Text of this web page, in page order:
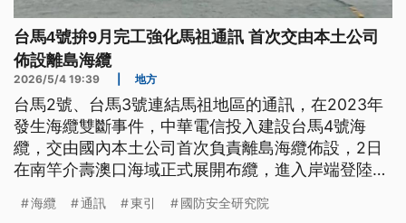
台馬4號拚9月完工強化馬祖通訊 首次交由本土公司
佈設離島海纜
2026/5/4 19:39 地方
台馬2號、台馬3號連結馬祖地區的通訊，在2023年
發生海纜雙斷事件，中華電信投入建設台馬4號海
纜，交由國內本土公司首次負責離島海纜佈設，2日
在南竿介壽澳口海域正式展開布纜，進入岸端登陸階
安危機，學者認為，除了建構多層韌性，也要與第一
海纜 通訊 東引 國防安全研究院